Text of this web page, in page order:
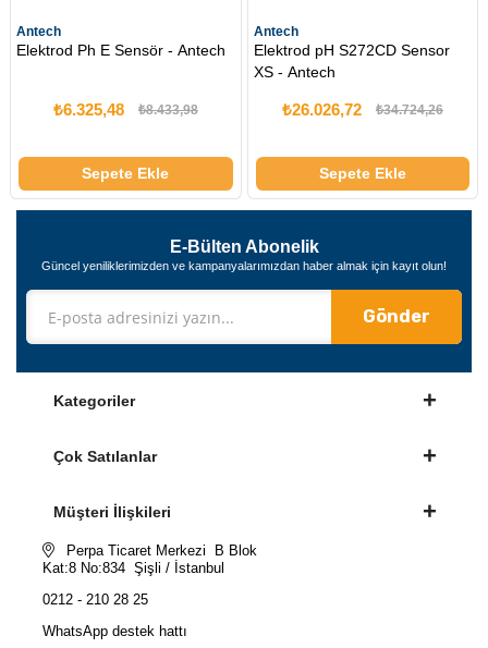
Antech
Elektrod Ph E Sensör - Antech
₺6.325,48 ₺8.433,98
Sepete Ekle
Antech
Elektrod pH S272CD Sensor
XS - Antech
₺26.026,72 ₺34.724,26
Sepete Ekle
E-Bülten Abonelik
Güncel yeniliklerimizden ve kampanyalarımızdan haber almak için kayıt olun!
Gönder
Kategoriler
Çok Satılanlar
Müşteri İlişkileri
Perpa Ticaret Merkezi B Blok
Kat:8 No:834 Şişli / İstanbul
0212 - 210 28 25
WhatsApp destek hattı